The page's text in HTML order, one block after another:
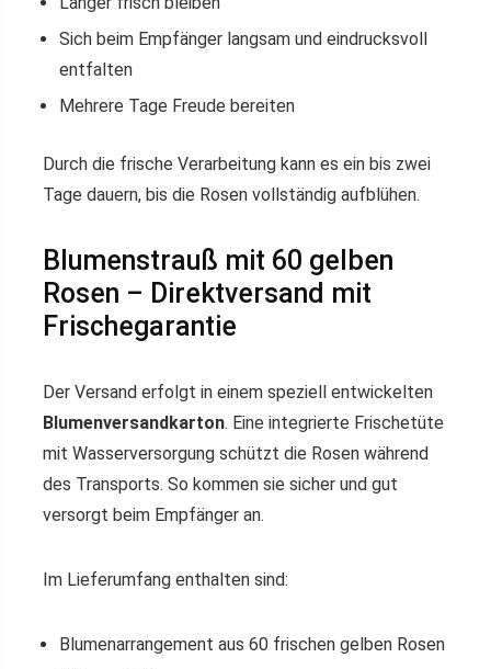
Sich beim Empfänger langsam und eindrucksvoll
entfalten
Mehrere Tage Freude bereiten
Durch die frische Verarbeitung kann es ein bis zwei
Tage dauern, bis die Rosen vollständig aufblühen.
Blumenstrauß mit 60 gelben
Rosen – Direktversand mit
Frischegarantie
Der Versand erfolgt in einem speziell entwickelten
Blumenversandkarton. Eine integrierte Frischetüte
mit Wasserversorgung schützt die Rosen während
des Transports. So kommen sie sicher und gut
versorgt beim Empfänger an.
Im Lieferumfang enthalten sind:
Blumenarrangement aus 60 frischen gelben Rosen